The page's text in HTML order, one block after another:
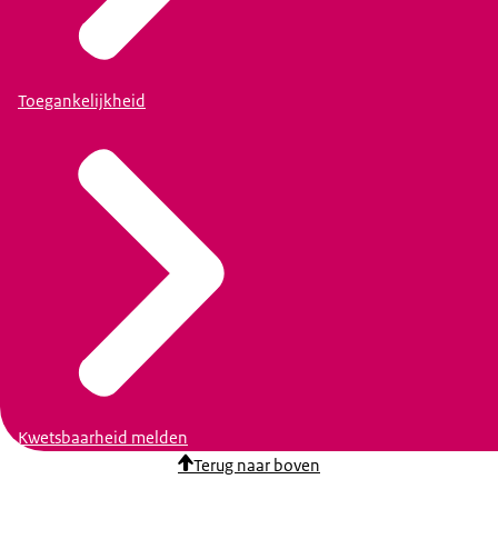
Toegankelijkheid
Kwetsbaarheid melden
Terug naar boven